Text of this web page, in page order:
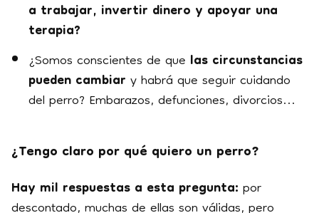
a trabajar, invertir dinero y apoyar una
terapia?
¿Somos conscientes de quelas circunstancias
pueden cambiary habrá que seguir cuidando
del perro? Embarazos, defunciones, divorcios...
¿Tengo claro por qué quiero un perro?
Hay mil respuestas a esta pregunta:por